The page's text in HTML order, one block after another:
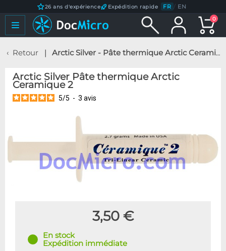
26 ans d'expérience Expédition rapide FR / EN
0
Retour Arctic Silver - Pâte thermique Arctic Ceramique 2
Arctic Silver Pâte thermique Arctic
Ceramique 2
5/5 - 3 avis
3,50 €
En stock
Expédition immédiate